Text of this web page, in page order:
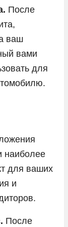
После
ваш
вами
для
наиболее
для ваших
и
После